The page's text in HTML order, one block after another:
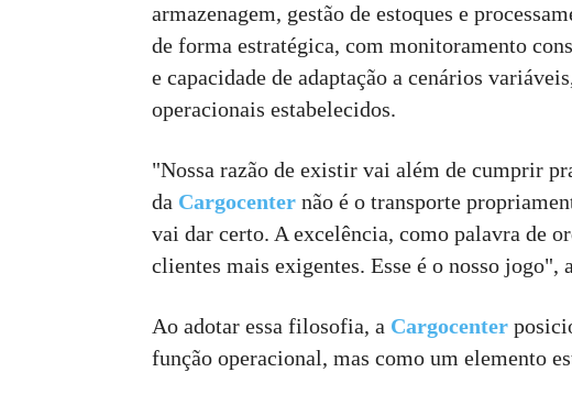
armazenagem, gestão de estoques e
de forma estratégica, com monitoramento
e capacidade de adaptação a cenários
operacionais estabelecidos.
"Nossa razão de existir vai além de cumprir
da Cargocenter não é o transporte
vai dar certo. A excelência, como palavra de
clientes mais exigentes. Esse é o nosso jogo",
Ao adotar essa filosofia, a Cargocenter
função operacional, mas como um elemento